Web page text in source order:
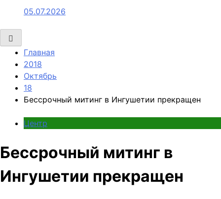
05.07.2026
Главная
2018
Октябрь
18
Бессрочный митинг в Ингушетии прекращен
Центр
Бессрочный митинг в
Ингушетии прекращен